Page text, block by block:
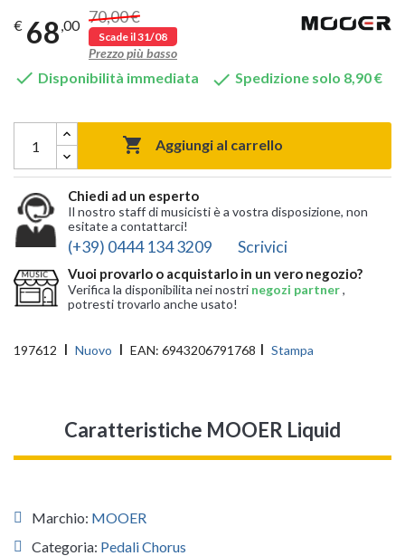
€ 68 ,00 70,00 €
Scade il 31/08
Prezzo più basso
 Disponibilità immediata  Spedizione solo 8,90 €
 Aggiungi al carrello
Chiedi ad un esperto
Il nostro staff di musicisti è a vostra disposizione, non
esitate a contattarci!
(+39) 0444 134 3209 Scrivici
Vuoi provarlo o acquistarlo in un vero negozio?
Verifica la disponibilita nei nostri negozi partner,
potresti trovarlo anche usato!
197612 Nuovo EAN: 6943206791768 Stampa
Caratteristiche MOOER Liquid
Marchio: MOOER
Categoria: Pedali Chorus